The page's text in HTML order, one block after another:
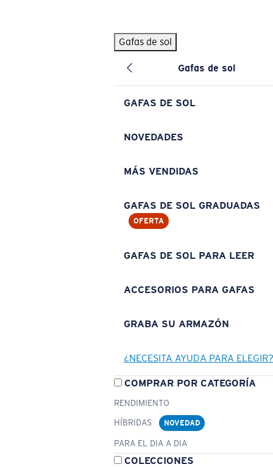
Gafas de sol
Gafas de sol
GAFAS DE SOL
NOVEDADES
MÁS VENDIDAS
GAFAS DE SOL GRADUADAS
OFERTA
GAFAS DE SOL PARA LEER
ACCESORIOS PARA GAFAS
GRABA SU ARMAZÓN
¿NECESITA AYUDA PARA ELEGIR?
COMPRAR POR CATEGORÍA
RENDIMIENTO
HÍBRIDAS
NOVEDAD
PARA EL DIA A DIA
COLECCIONES
BÚSQUEDAS POPULARES
Pilothouse PRO Limited Edition Pack Exclusivo
Gafas de sol personalizadas
Los más vendidos de gafas de sol